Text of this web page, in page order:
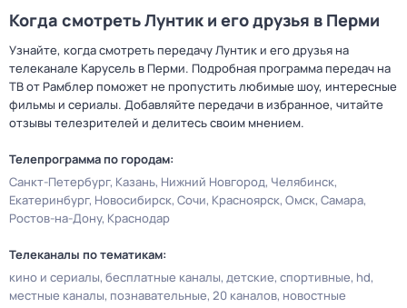
Когда смотреть Лунтик и его друзья в Перми
Узнайте, когда смотреть передачу Лунтик и его друзья на
телеканале Карусель в Перми. Подробная программа передач на
ТВ от Рамблер поможет не пропустить любимые шоу, интересные
фильмы и сериалы. Добавляйте передачи в избранное, читайте
отзывы телезрителей и делитесь своим мнением.
Телепрограмма по городам:
Санкт-Петербург Казань Нижний Новгород Челябинск
Екатеринбург Новосибирск Сочи Красноярск Омск Самара
Ростов-на-Дону Краснодар
Телеканалы по тематикам:
кино и сериалы бесплатные каналы детские спортивные hd
местные каналы познавательные 20 каналов новостные